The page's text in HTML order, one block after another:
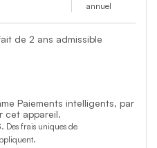
annuel
de 2 ans admissible
Paiements intelligents, par
cet appareil.
. Des frais uniques de